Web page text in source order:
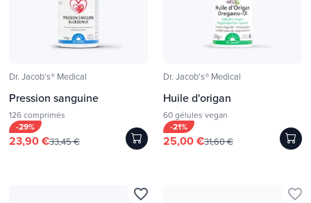
Dr. Jacob's® Medical
Pression sanguine
126 comprimés
-29%
23,90 €33,45 €
Dr. Jacob's® Medical
Huile d'origan
60 gélules vegan
-21%
25,00 €31,60 €
favorite_border favorite_border